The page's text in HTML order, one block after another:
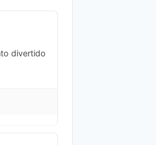
divertido